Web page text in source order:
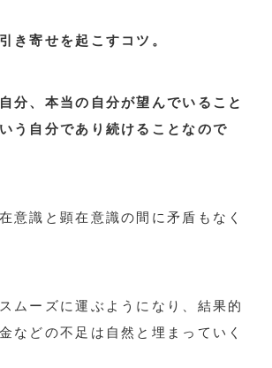
き寄せを起こすコツ。
分、本当の自分が望んでいること
う自分であり続けることなので
意識と顕在意識の間に矛盾もなく
ムーズに運ぶようになり、結果的
などの不足は自然と埋まっていく